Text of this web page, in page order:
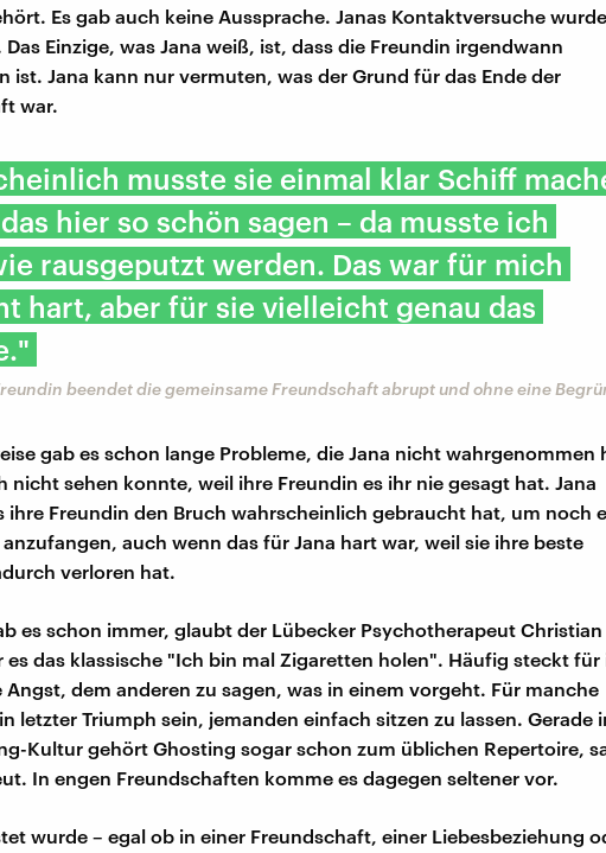
Es gab auch keine Aussprache. Janas Kontaktversuche
Einzige, was Jana weiß, ist, dass die Freundin irgendwann
ist. Jana kann nur vermuten, was der Grund für das Ende der
war.
musste sie einmal klar Schiff
hier so schön sagen – da musste ich
rausgeputzt werden. Das war für mich
hart, aber für sie vielleicht genau das
beendet die gemeinsame Freundschaft abrupt und ohne eine
gab es schon lange Probleme, die Jana nicht wahrgenommen
nicht sehen konnte, weil ihre Freundin es ihr nie gesagt hat. Jana
ihre Freundin den Bruch wahrscheinlich gebraucht hat, um noch
auch wenn das für Jana hart war, weil sie ihre beste
verloren hat.
es schon immer, glaubt der Lübecker Psychotherapeut
es das klassische "Ich bin mal Zigaretten holen". Häufig steckt für
dem anderen zu sagen, was in einem vorgeht. Für manche
letzter Triumph sein, jemanden einfach sitzen zu lassen. Gerade
Kultur gehört Ghosting sogar schon zum üblichen Repertoire,
In engen Freundschaften komme es dagegen seltener vor.
wurde – egal ob in einer Freundschaft, einer Liebesbeziehung